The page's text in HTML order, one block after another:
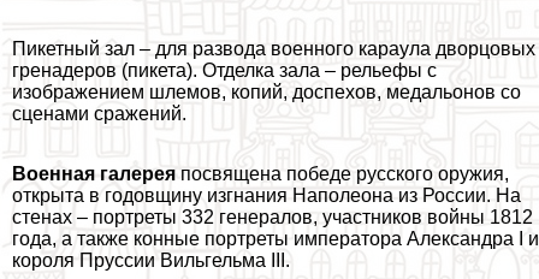
Пикетный зал – для развода военного караула дворцовых
гренадеров (пикета). Отделка зала – рельефы с
изображением шлемов, копий, доспехов, медальонов со
сценами сражений.
Военная галерея посвящена победе русского оружия,
открыта в годовщину изгнания Наполеона из России. На
стенах – портреты 332 генералов, участников войны 1812
года, а также конные портреты императора Александра I и
короля Пруссии Вильгельма III.